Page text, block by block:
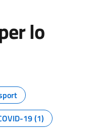
lo
pagina
19 (1)